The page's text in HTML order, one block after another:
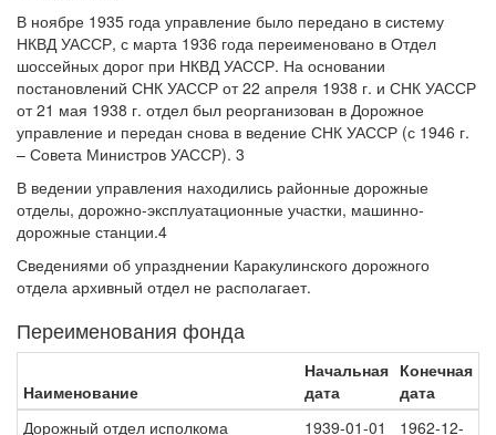
В ноябре 1935 года управление было передано в систему
НКВД УАССР, с марта 1936 года переименовано в Отдел
шоссейных дорог при НКВД УАССР. На основании
постановлений СНК УАССР от 22 апреля 1938 г. и СНК УАССР
от 21 мая 1938 г. отдел был реорганизован в Дорожное
управление и передан снова в ведение СНК УАССР (с 1946 г.
– Совета Министров УАССР). 3
В ведении управления находились районные дорожные
отделы, дорожно-эксплуатационные участки, машинно-
дорожные станции.4
Сведениями об упразднении Каракулинского дорожного
отдела архивный отдел не располагает.
Переименования фонда
Наименование
Начальная
дата
Конечная
дата
Дорожный отдел исполкома
1939-01-01 1962-12-